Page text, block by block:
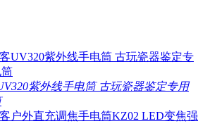
紫外线手电筒 古玩瓷器鉴定专用